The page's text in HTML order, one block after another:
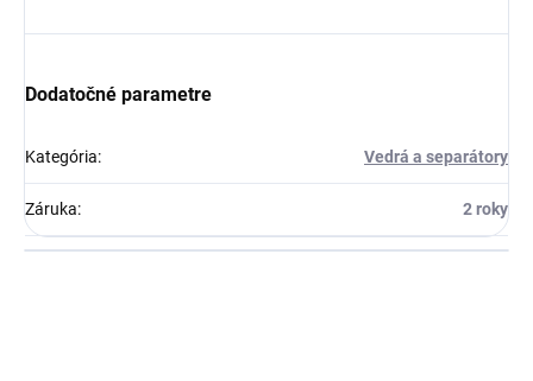
Dodatočné parametre
Kategória: Vedrá a separátory
Záruka: 2 roky